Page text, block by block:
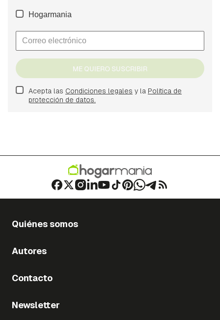
Hogarmania
ME QUIERO SUSCRIBIR
Acepta las Condiciones legales y la Política de
protección de datos.
Quiénes somos
Autores
Contacto
Newsletter